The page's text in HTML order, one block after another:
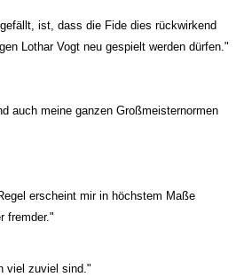
ist, dass die Fide dies rückwirkend
Lothar Vogt neu gespielt werden dürfen."
auch meine ganzen Großmeisternormen
erscheint mir in höchstem Maße
fremder."
viel zuviel sind."